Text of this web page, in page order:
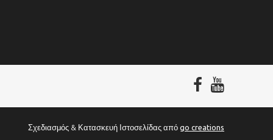
Σχεδιασμός & Κατασκευή Ιστοσελίδας από go creations